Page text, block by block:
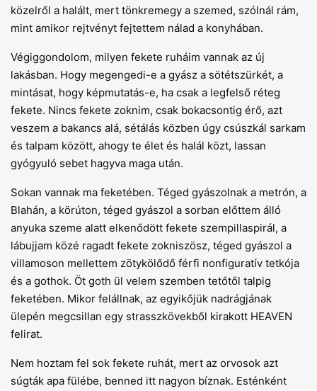
közelről a halált, mert tönkremegy a szemed, szólnál rám,
mint amikor rejtvényt fejtettem nálad a konyhában.
Végiggondolom, milyen fekete ruháim vannak az új
lakásban. Hogy megengedi-e a gyász a sötétszürkét, a
mintásat, hogy képmutatás-e, ha csak a legfelső réteg
fekete. Nincs fekete zoknim, csak bokacsontig érő, azt
veszem a bakancs alá, sétálás közben úgy csúszkál sarkam
és talpam között, ahogy te élet és halál közt, lassan
gyógyuló sebet hagyva maga után.
Sokan vannak ma feketében. Téged gyászolnak a metrón, a
Blahán, a körúton, téged gyászol a sorban előttem álló
anyuka szeme alatt elkenődött fekete szempillaspirál, a
lábujjam közé ragadt fekete zokniszösz, téged gyászol a
villamoson mellettem zötykölődő férfi nonfiguratív tetkója
és a gothok. Öt goth ül velem szemben tetőtől talpig
feketében. Mikor felállnak, az egyikőjük nadrágjának
ülepén megcsillan egy strasszkövekből kirakott HEAVEN
felirat.
Nem hoztam fel sok fekete ruhát, mert az orvosok azt
súgták apa fülébe, benned itt nagyon bíznak. Esténként